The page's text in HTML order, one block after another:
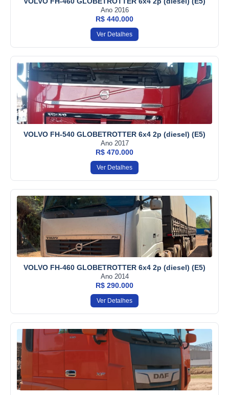
Ano 2016
R$ 440.000
Ver Detalhes
VOLVO FH-540 GLOBETROTTER 6x4 2p (diesel) (E5)
Ano 2017
R$ 470.000
Ver Detalhes
VOLVO FH-460 GLOBETROTTER 6x4 2p (diesel) (E5)
Ano 2014
R$ 290.000
Ver Detalhes